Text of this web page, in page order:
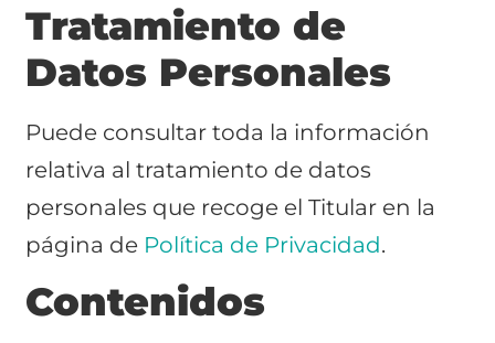
Tratamiento de
Datos Personales
Puede consultar toda la información
relativa al tratamiento de datos
personales que recoge el Titular en la
página de Política de Privacidad.
Contenidos